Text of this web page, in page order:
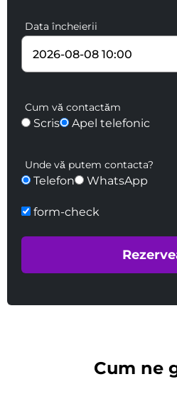
Data încheierii
Cum vă contactăm
Scris Apel telefonic
Unde vă putem contacta?
Telefon WhatsApp
form-check
Cum ne